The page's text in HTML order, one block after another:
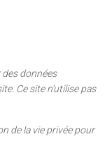
données
Ce site n’utilise pas
de la vie privée pour